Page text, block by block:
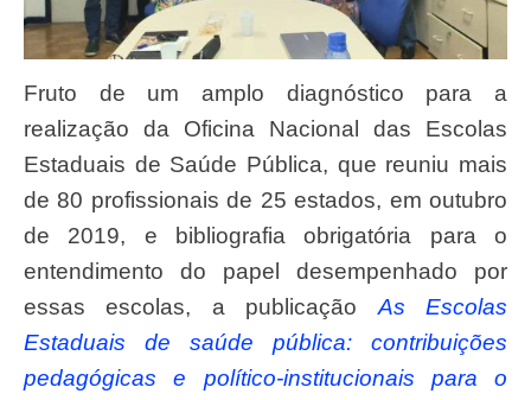
Fruto de um amplo diagnóstico para a
realização da Oficina Nacional das Escolas
Estaduais de Saúde Pública, que reuniu mais
de 80 profissionais de 25 estados, em outubro
de 2019, e bibliografia obrigatória para o
entendimento do papel desempenhado por
essas escolas, a publicação As Escolas
Estaduais de saúde pública: contribuições
pedagógicas e político­-institucionais para o